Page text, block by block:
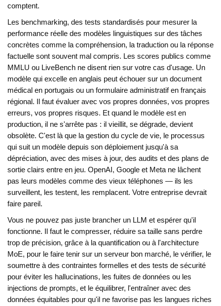
comptent.
Les benchmarking, des tests standardisés pour mesurer la
performance réelle des modèles linguistiques sur des tâches
concrètes comme la compréhension, la traduction ou la réponse
factuelle sont souvent mal compris. Les scores publics comme
MMLU ou LiveBench ne disent rien sur votre cas d'usage. Un
modèle qui excelle en anglais peut échouer sur un document
médical en portugais ou un formulaire administratif en français
régional. Il faut évaluer avec vos propres données, vos propres
erreurs, vos propres risques. Et quand le modèle est en
production, il ne s'arrête pas : il vieillit, se dégrade, devient
obsolète. C'est là que la gestion du cycle de vie, le processus
qui suit un modèle depuis son déploiement jusqu'à sa
dépréciation, avec des mises à jour, des audits et des plans de
sortie clairs entre en jeu. OpenAI, Google et Meta ne lâchent
pas leurs modèles comme des vieux téléphones — ils les
surveillent, les testent, les remplacent. Votre entreprise devrait
faire pareil.
Vous ne pouvez pas juste brancher un LLM et espérer qu'il
fonctionne. Il faut le compresser, réduire sa taille sans perdre
trop de précision, grâce à la quantification ou à l'architecture
MoE, pour le faire tenir sur un serveur bon marché, le vérifier, le
soumettre à des contraintes formelles et des tests de sécurité
pour éviter les hallucinations, les fuites de données ou les
injections de prompts, et le équilibrer, l'entraîner avec des
données équitables pour qu'il ne favorise pas les langues riches